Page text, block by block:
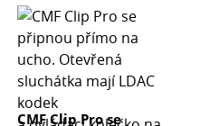
CMF Clip Pro se